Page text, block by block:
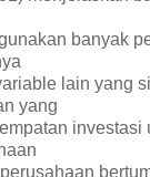
banyak
lain yang
yang
investasi